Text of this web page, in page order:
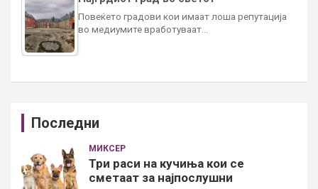
Повеќето градови кои имаат лоша репутација
во медиумите вработуваат…
Последни
МИКСЕР
Три раси на кучиња кои се
сметаат за најпослушни